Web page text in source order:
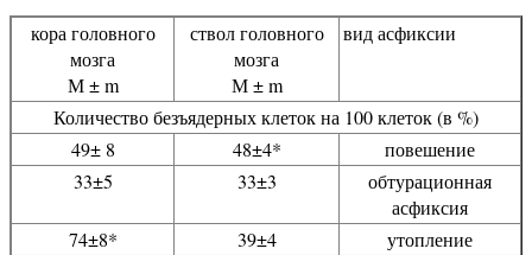
кора головного
мозга
М ± m
ствол головного
мозга
М ± m
вид асфиксии
Количество безъядерных клеток на 100 клеток (в %)
49± 8
48±4*
повешение
33±5
33±3
обтурационная
асфиксия
74±8*
39±4
утопление